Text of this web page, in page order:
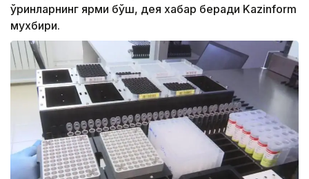
ўринларнинг ярми бўш, дея хабар беради Kazinform
мухбири.